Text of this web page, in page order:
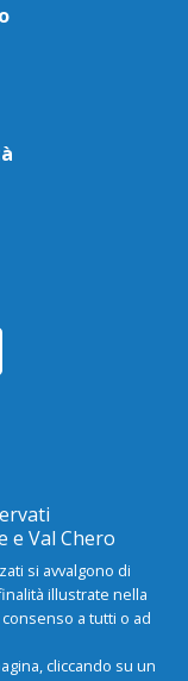
e Val Chero
si avvalgono di
illustrate nella
a tutti o ad
cliccando su un